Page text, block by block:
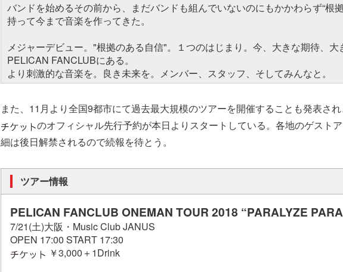
バンドを始めるその前から、まだバンドも組んでいないのにもかかわらず“根
持って今まで音楽を作ってきた。
メジャーデビュー。"根拠のある自信"。１つのはじまり。今、大きな期待、大
PELICAN FANCLUBにある。
より刺激的な音楽を。良き未来を。メンバー、スタッフ、そしてみんなと。
また、11月より全国9都市にて過去最大規模のツアーを開催することも発表さ
のオフィシャル先行予約が本日よりスタートしている。各地のゲスト
細は後日解禁されるので続報を待とう。
ツアー情報
PELICAN FANCLUB ONEMAN TOUR 2018 “PARALYZE
7/21(土)大阪・Music Club JANUS
OPEN 17:00 START 17:30
￥3,000＋1Drink